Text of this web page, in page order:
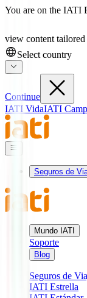
You are on the IATI
view content
Select country
Continue
IATI VidaIATI
Seguros de
Mundo IATI
Soporte
Blog
Seguros de
IATI Estrella